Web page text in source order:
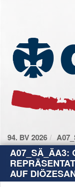
Startseite
94. BV 2026
A07_SÄ_ÄA3:
AUF